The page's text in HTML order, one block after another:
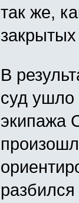
так же,
закрытых
В
суд ушло
экипажа